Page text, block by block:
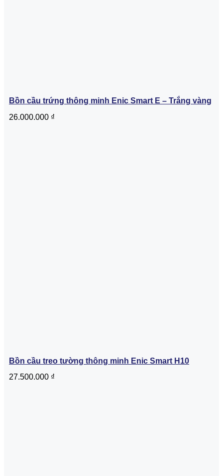
Bồn cầu trứng thông minh Enic Smart E – Trắng vàng
26.000.000 ₫
Bồn cầu treo tường thông minh Enic Smart H10
27.500.000 ₫